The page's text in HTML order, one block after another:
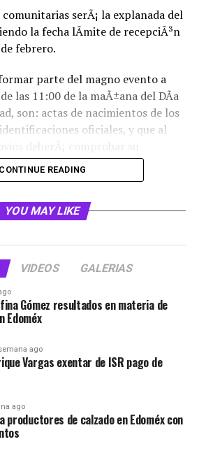
comunitarias serÃ¡ la explanada del
la fecha lÃ­mite de recepciÃ³n
febrero.
parte del magno evento a
las 11:00 de la maÃ±ana del DÃ­a
son: actas de nacimientos de los
oficiales, y que al
Boulevard. Adolfo LÃ³pez Mateos
Tel: 53-65-52-97/ 36-22-29-91.
de la Puntada #1, local 7,
de AtizapÃ¡n esquina
Hogares de AtizapÃ¡n. Tel:
CONTINUE READING
YOU MAY LIKE
VIDEOS GALERIAS
Gómez resultados en materia de
Edoméx
ago
Vargas exentar de ISR pago de
ago
productores de calzado en Edoméx con